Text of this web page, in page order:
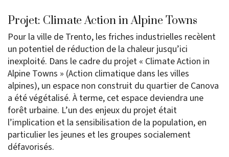
Projet: Climate Action in Alpine Towns
Pour la ville de Trento, les friches industrielles recèlent
un potentiel de réduction de la chaleur jusqu’ici
inexploité. Dans le cadre du projet « Climate Action in
Alpine Towns » (Action climatique dans les villes
alpines), un espace non construit du quartier de Canova
a été végétalisé. À terme, cet espace deviendra une
forêt urbaine. L’un des enjeux du projet était
l’implication et la sensibilisation de la population, en
particulier les jeunes et les groupes socialement
défavorisés.